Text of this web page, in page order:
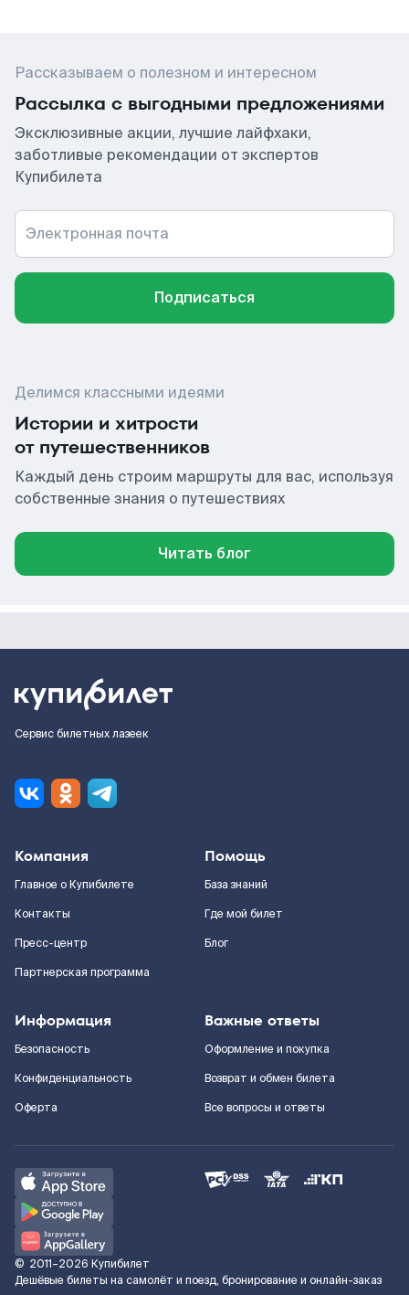
Рассказываем о полезном и интересном
Рассылка с выгодными предложениями
Эксклюзивные акции, лучшие лайфхаки,
заботливые рекомендации от экспертов
Купибилета
Электронная почта
Подписаться
Делимся классными идеями
Истории и хитрости
от путешественников
Каждый день строим маршруты для вас, используя
собственные знания о путешествиях
Читать блог
Сервис билетных лазеек
Компания
Главное о Купибилете
Контакты
Пресс-центр
Партнерская программа
Помощь
База знаний
Где мой билет
Блог
Информация
Безопасность
Конфиденциальность
Оферта
Важные ответы
Оформление и покупка
Возврат и обмен билета
Все вопросы и ответы
© 2011–2026 Купибилет
Дешёвые билеты на самолёт и поезд, бронирование и онлайн-заказ